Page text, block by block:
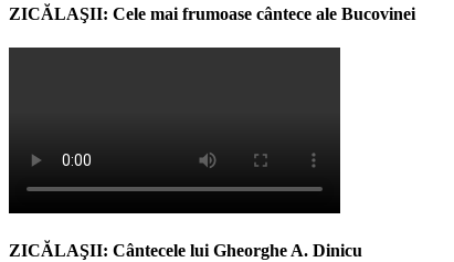
ZICĂLAŞII: Cele mai frumoase cântece ale Bucovinei
ZICĂLAŞII: Cântecele lui Gheorghe A. Dinicu